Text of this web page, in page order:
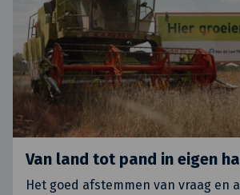
Van land tot pand in eigen
Het goed afstemmen van vraag en